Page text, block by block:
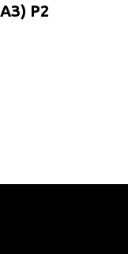
Р2